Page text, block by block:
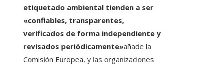
etiquetado ambiental tienden a ser
«confiables, transparentes,
verificados de forma independiente y
revisados ​​periódicamente»añade la
Comisión Europea, y las organizaciones